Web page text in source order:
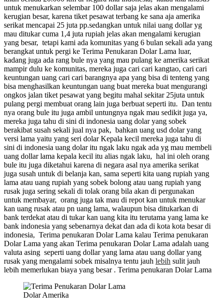
untuk menukarkan selembar 100 dollar saja jelas akan mengalami
kerugian besar, karena tiket pesawat terbang ke sana aja amerika
serikat mencapai 25 juta pp.sedangkan untuk nilai uang dollar yg
mau ditukar cuma 1,4 juta rupiah jelas akan mengalami kerugian
yang besar, tetapi kami ada komunitas yang 6 bulan sekali ada yang
berangkat untuk pergi ke Terima Penukaran Dolar Lama luar,
kadang juga ada rang bule nya yang mau pulang ke amerika serikat
mampir dulu ke komunitas, mereka juga cari cari kangtao, cari cari
keuntungan uang cari cari barangnya apa yang bisa di tenteng yang
bisa menghasilkan keuntungan uang buat mereka buat mengurangi
ongkos jalan tiket pesawat yang begitu mahal sekitar 25juta untuk
pulang pergi membuat orang lain juga berbuat seperti itu. Dan tentu
nya orang bule itu juga ambil untungnya ngak mau sedikit juga ya,
mereka juga tahu di sini di indonesia uang dolar yang sobek
berakibat susah sekali jual nya pak, bahkan uang usd dolar yang
versi lama yaitu yang seri dolar Kepala kecil mereka juga tahu di
sini di indonesia uang dolar itu ngak laku ngak ada yg mau membeli
uang dollar lama kepala kecil itu alias ngak laku, hal ini oleh orang
bule itu juga diketahui karena di negara asal nya amerika serikat
juga susah untuk di belanja kan, sama seperti kita uang rupiah yang
lama atau uang rupiah yang sobek bolong atau uang rupiah yang
rusak juga sering sekali di tolak orang bila akan di pergunakan
untuk membayar, orang juga tak mau di repot kan untuk menukar
kan uang rusak atau pn uang lama, walaupun bisa ditukarkan di
bank terdekat atau di tukar kan uang kita itu terutama yang lama ke
bank indonesia yang sebenarnya dekat dan ada di kota kota besar di
indonesia, Terima penukaran Dolar Lama kalau Terima penukaran
Dolar Lama yang akan Terima penukaran Dolar Lama adalah uang
valuta asing seperti uang dollar yang lama atau uang dollar yang
rusak yang mengalami sobek misalnya tentu jauh lebih sulit jauh
lebih memerlukan biaya yang besar . Terima penukaran Dolar Lama
Dolar Amerika